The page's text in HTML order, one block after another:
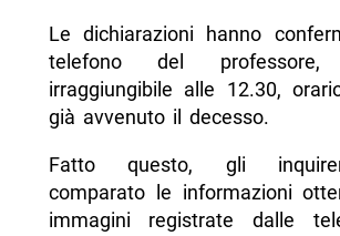
Le dichiarazioni hanno
telefono del
irraggiungibile alle 12.30,
già avvenuto il decesso.
Fatto questo, gli
comparato le informazioni
immagini registrate dalle